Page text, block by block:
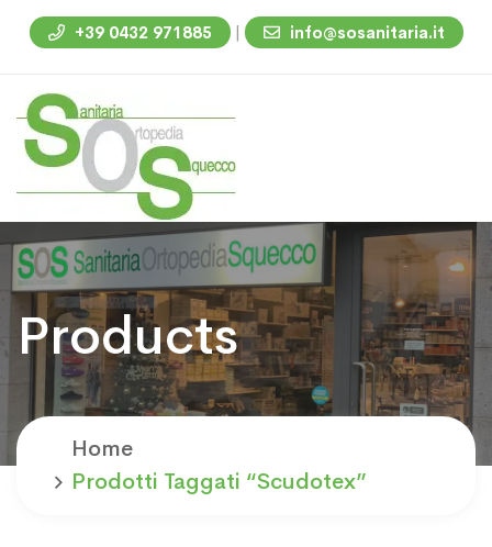
+39 0432 971885 | info@sosanitaria.it
Products
Home
Prodotti Taggati “Scudotex”